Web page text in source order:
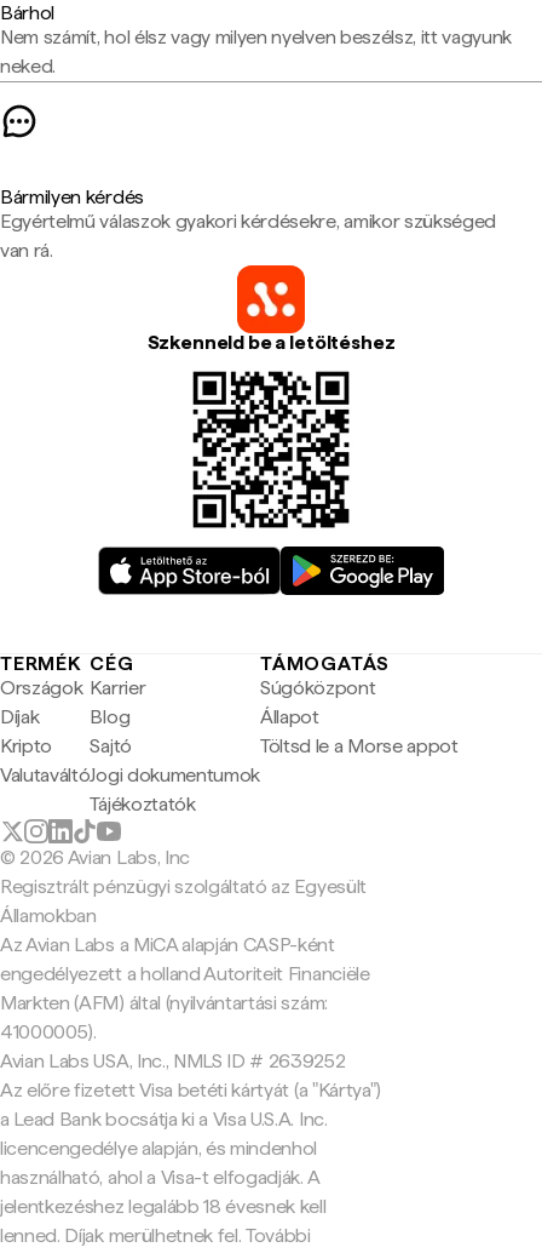
Bárhol
Nem számít, hol élsz vagy milyen nyelven beszélsz, itt vagyunk
neked.
Bármilyen kérdés
Egyértelmű válaszok gyakori kérdésekre, amikor szükséged
van rá.
Szkenneld be a letöltéshez
TERMÉK
Országok
Díjak
Kripto
Valutaváltó
CÉG
Karrier
Blog
Sajtó
Jogi dokumentumok
Tájékoztatók
TÁMOGATÁS
Súgóközpont
Állapot
Töltsd le a Morse appot
© 2026 Avian Labs, Inc
Regisztrált pénzügyi szolgáltató az Egyesült
Államokban
Az Avian Labs a MiCA alapján CASP-ként
engedélyezett a holland Autoriteit Financiële
Markten (AFM) által (nyilvántartási szám:
41000005).
Avian Labs USA, Inc., NMLS ID # 2639252
Az előre fizetett Visa betéti kártyát (a "Kártya")
a Lead Bank bocsátja ki a Visa U.S.A. Inc.
licencengedélye alapján, és mindenhol
használható, ahol a Visa-t elfogadják. A
jelentkezéshez legalább 18 évesnek kell
lenned. Díjak merülhetnek fel. További